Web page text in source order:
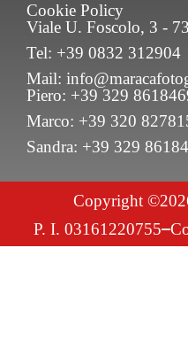
Cookie Policy
Viale U. Foscolo, 3 -
Tel: +39 0832 312904
Mail:
Piero: +39 329
Marco: +39 320
Sandra: +39 329
Copyright
P. I. 03161220755